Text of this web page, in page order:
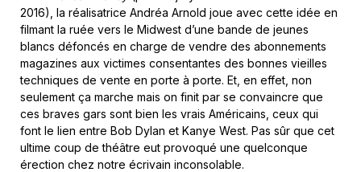
2016), la réalisatrice Andréa Arnold joue avec cette idée en
filmant la ruée vers le Midwest d’une bande de jeunes
blancs défoncés en charge de vendre des abonnements
magazines aux victimes consentantes des bonnes vieilles
techniques de vente en porte à porte. Et, en effet, non
seulement ça marche mais on finit par se convaincre que
ces braves gars sont bien les vrais Américains, ceux qui
font le lien entre Bob Dylan et Kanye West. Pas sûr que cet
ultime coup de théâtre eut provoqué une quelconque
érection chez notre écrivain inconsolable.